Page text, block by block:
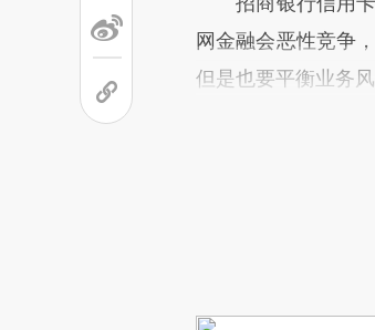
网金融会恶性竞争
但是也要平衡业务